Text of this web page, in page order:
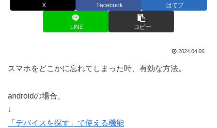
X Facebook はてブ
LINE コピー
2024.04.06
スマホをどこかに忘れてしまった時、有効な方法。
androidの場合、
↓
「デバイスを探す」で使える機能